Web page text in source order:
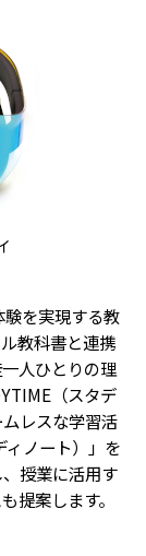
を実現する教
教科書と連携
人ひとりの理
（スタデ
レスな学習活
ノート）」を
授業に活用す
提案します。